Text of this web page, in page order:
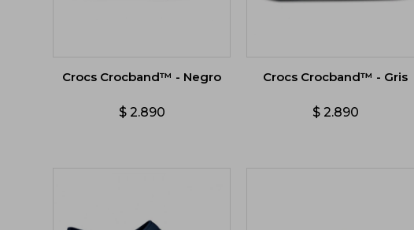
Crocs Crocband™ - Negro
$ 2.890
Crocs Crocband™ - Gris
$ 2.890